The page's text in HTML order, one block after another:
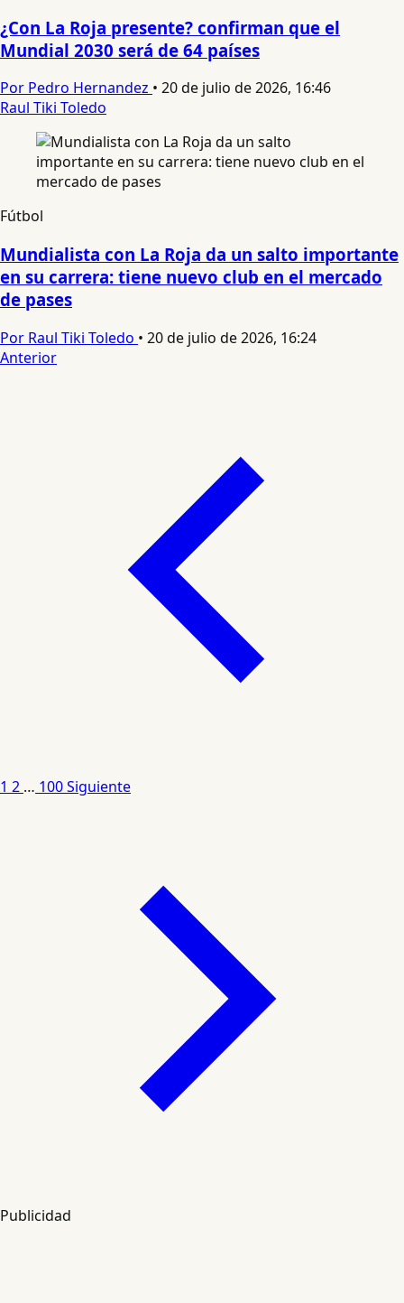
¿Con La Roja presente? confirman que el
Mundial 2030 será de 64 países
Por Pedro Hernandez • 20 de julio de 2026, 16:46
Raul Tiki Toledo
Fútbol
Mundialista con La Roja da un salto importante
en su carrera: tiene nuevo club en el mercado
de pases
Por Raul Tiki Toledo • 20 de julio de 2026, 16:24
Anterior
1 2 … 100Siguiente
Publicidad